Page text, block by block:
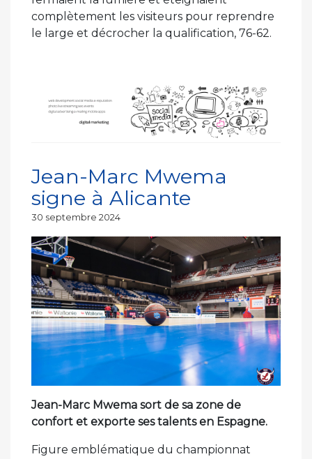
complètement les visiteurs pour reprendre
le large et décrocher la qualification, 76-62.
Jean-Marc Mwema
signe à Alicante
Publié
30 septembre 2024
Jean-Marc Mwema sort de sa zone de
confort et exporte ses talents en Espagne.
Figure emblématique du championnat